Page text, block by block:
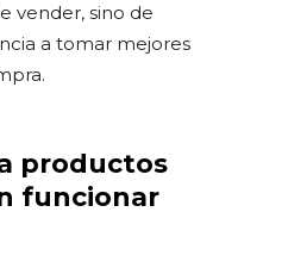
vender, sino de
a tomar mejores
productos
funcionar